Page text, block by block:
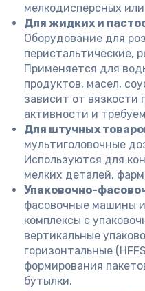
мелкодисперсных
Для жидких и
Оборудование для
перистальтические,
Применяется для
продуктов, масел,
зависит от вязкости
активности и
Для штучных
мультиголовочные
Используются для
мелких деталей,
Упаковочно-
фасовочные машины
комплексы с
вертикальные
горизонтальные
формирования
бутылки.